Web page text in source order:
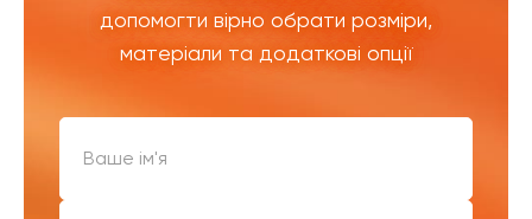
допомогти вірно обрати розміри,
матеріали та додаткові опції